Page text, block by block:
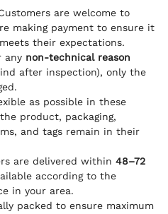
are welcome to
making payment to ensure it
their expectations.
any non-technical reason
after inspection), only the
as possible in these
product, packaging,
and tags remain in their
are delivered within 48–72
according to the
in your area.
packed to ensure maximum